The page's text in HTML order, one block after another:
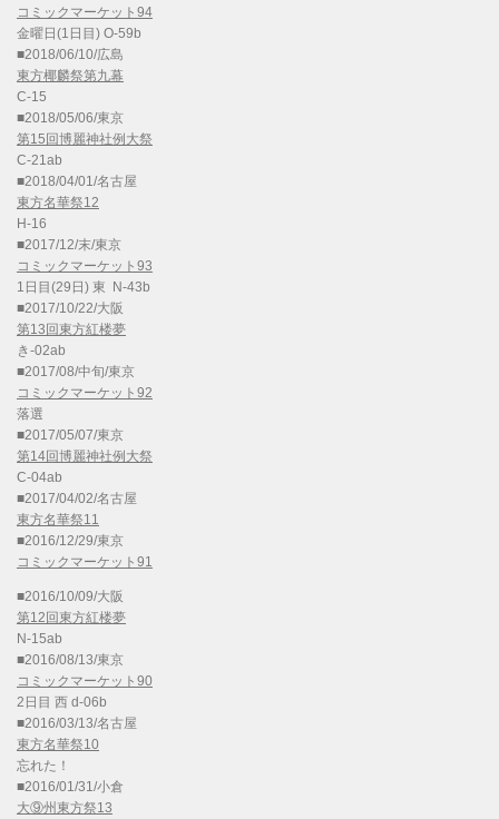
コミックマーケット94
金曜日(1日目) O-59b
■2018/06/10/広島
東方椰麟祭第九幕
C-15
■2018/05/06/東京
第15回博麗神社例大祭
C-21ab
■2018/04/01/名古屋
東方名華祭12
H-16
■2017/12/末/東京
コミックマーケット93
1日目(29日) 東 N-43b
■2017/10/22/大阪
第13回東方紅楼夢
き-02ab
■2017/08/中旬/東京
コミックマーケット92
落選
■2017/05/07/東京
第14回博麗神社例大祭
C-04ab
■2017/04/02/名古屋
東方名華祭11
■2016/12/29/東京
コミックマーケット91
■2016/10/09/大阪
第12回東方紅楼夢
N-15ab
■2016/08/13/東京
コミックマーケット90
2日目 西 d-06b
■2016/03/13/名古屋
東方名華祭10
忘れた！
■2016/01/31/小倉
大⑨州東方祭13